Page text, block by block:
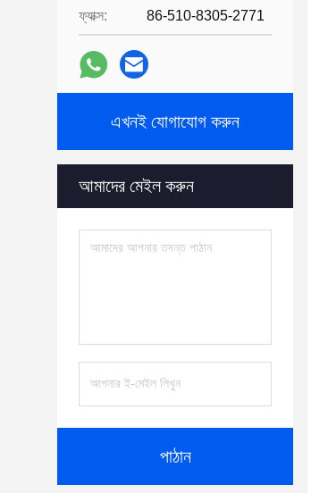
ফ্যাক্স: 86-510-8305-2771
এখনই যোগাযোগ করুন
আমাদের মেইল ​​করুন
পাঠান